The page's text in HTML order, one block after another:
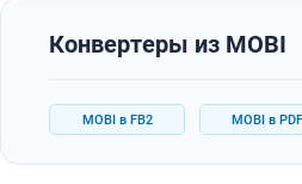
Конвертеры из MOBI
MOBI в FB2 MOBI в PDF